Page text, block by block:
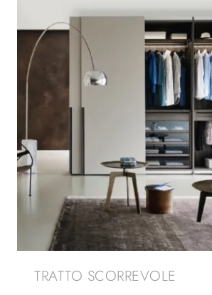
TRATTO SCORREVOLE